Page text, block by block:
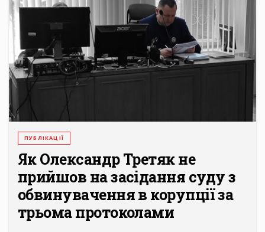
ПУБЛІКАЦІЇ
Як Олександр Третяк не
прийшов на засідання суду з
обвинувачення в корупції за
трьома протоколами